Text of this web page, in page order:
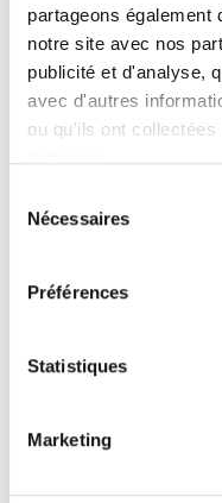
partageons également
notre site avec nos
publicité et d'analyse,
avec d'autres
ou qu'ils ont
Nécessaires
Préférences
Statistiques
Marketing
Ardenne
chalets
groupesde
en Ardenne
agréable dans
les amoureux